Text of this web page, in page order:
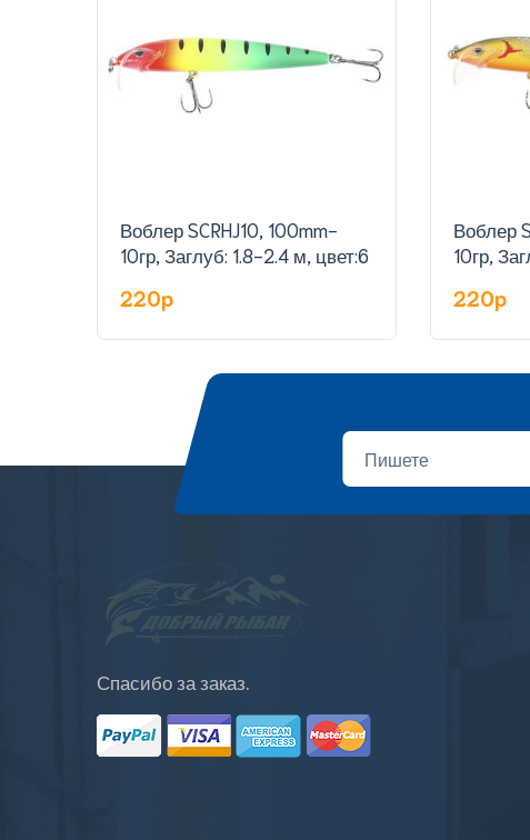
Воблер SCRHJ10, 100mm-
10гр, Заглуб: 1.8-2.4 м, цвет:6
220p
Воблер
10гр,
220p
Спасибо за заказ.